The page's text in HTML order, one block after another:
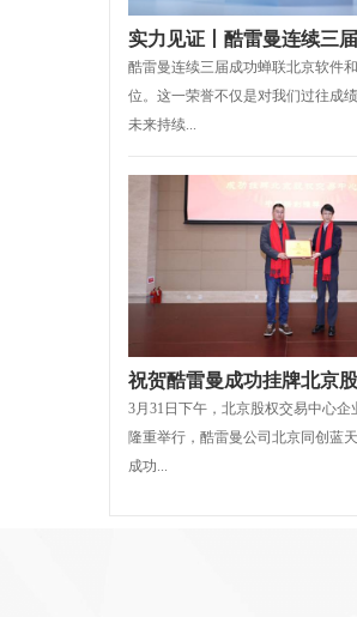
酷雷曼连续三届成功蝉联北京软件
位。这一荣誉不仅是对我们过往成
未来持续...
祝贺酷雷曼成功挂牌北京
3月31日下午，北京股权交易中心企
隆重举行，酷雷曼公司北京同创蓝
成功...